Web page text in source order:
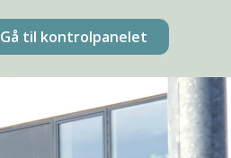
Gå til kontrolpanelet